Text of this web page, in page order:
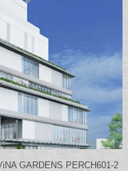
GARDENS PERCH601-2